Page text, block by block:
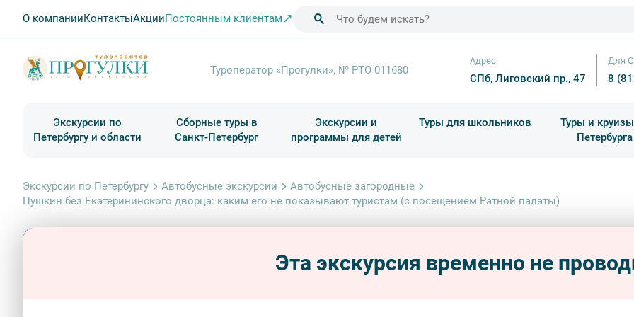
О компанииКонтактыАкцииПостоянным клиентам
Туроператор «Прогулки», № РТО 011680
Адрес
СПб, Лиговский пр., 47
Для
8
Экскурсии по
Петербургу и области
Сборные туры в
Санкт-Петербург
Экскурсии и
программы для детей
Туры для школьников
Туры и
Петербурга
Экскурсии по Петербургу Автобусные экскурсии
Автобусные загородные
Пушкин без Екатерининского дворца: каким его не показывают туристам (с посещением Ратной палаты)
Эта экскурсия временно не